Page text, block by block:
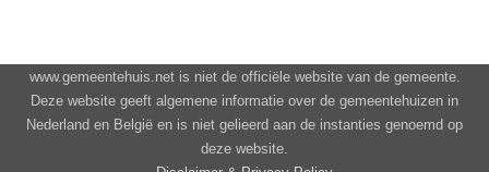
www.gemeentehuis.net is niet de officiële website van de gemeente.
Deze website geeft algemene informatie over de gemeentehuizen in
Nederland en België en is niet gelieerd aan de instanties genoemd op
deze website.